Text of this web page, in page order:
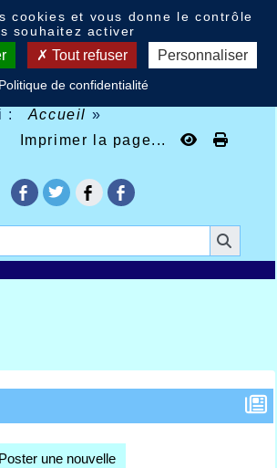
: Accueil »
Imprimer la page...
Poster une nouvelle
cookies et vous donne le contrôle
souhaitez activer
Tout refuser Personnaliser
Politique de confidentialité